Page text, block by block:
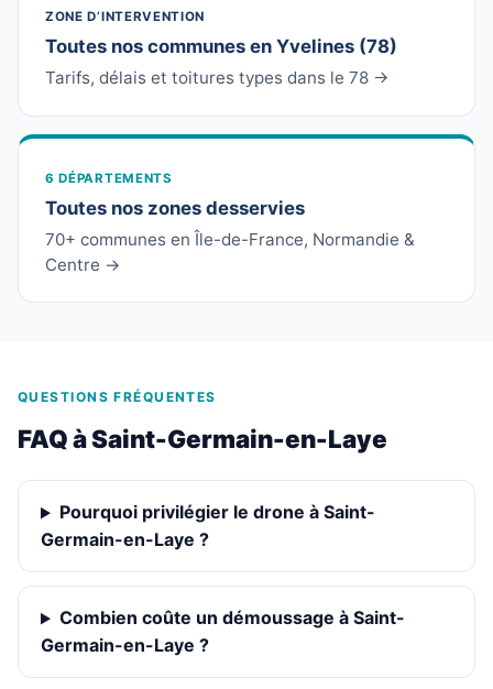
ZONE D’INTERVENTION
Toutes nos communes en Yvelines (78)
Tarifs, délais et toitures types dans le 78 →
6 DÉPARTEMENTS
Toutes nos zones desservies
70+ communes en Île-de-France, Normandie &
Centre →
QUESTIONS FRÉQUENTES
FAQ à Saint-Germain-en-Laye
Pourquoi privilégier le drone à Saint-
Germain-en-Laye ?
Combien coûte un démoussage à Saint-
Germain-en-Laye ?